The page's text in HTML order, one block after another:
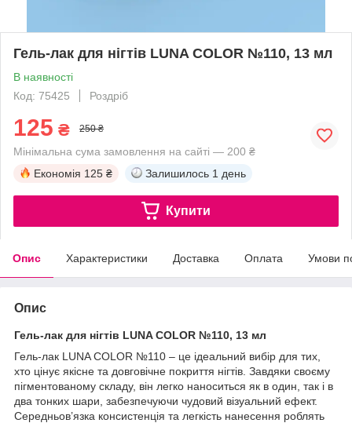
Гель-лак для нігтів LUNA COLOR №110, 13 мл
В наявності
Код: 75425
Роздріб
125 ₴ 250 ₴
Мінімальна сума замовлення на сайті — 200 ₴
Економія 125 ₴ Залишилось 1 день
Купити
Опис Характеристики Доставка Оплата Умови
Опис
Гель-лак для нігтів LUNA COLOR №110, 13 мл
Гель-лак LUNA COLOR №110 – це ідеальний вибір для тих,
хто цінує якісне та довговічне покриття нігтів. Завдяки своєму
пігментованому складу, він легко наноситься як в один, так і в
два тонких шари, забезпечуючи чудовий візуальний ефект.
Середньов’язка консистенція та легкість нанесення роблять